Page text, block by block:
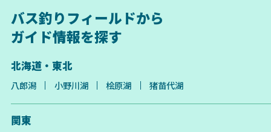
バス釣りフィールドから
ガイド情報を探す
北海道・東北
八郎潟 小野川湖 桧原湖 猪苗代湖
関東